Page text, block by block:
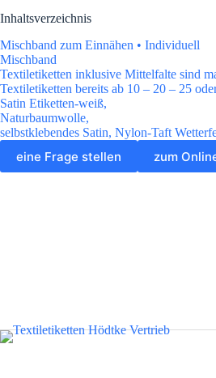
Inhaltsverzeichnis
Mischband zum Einnähen • Individuell
Mischband
Textiletiketten inklusive Mittelfalte sind
Textiletiketten bereits ab 10 – 20 – 25
Satin Etiketten-weiß,
Naturbaumwolle,
selbstklebendes Satin, Nylon-Taft
eine Frage stellen zum